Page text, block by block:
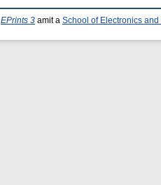
EPrints 3 amit a School of Electronics